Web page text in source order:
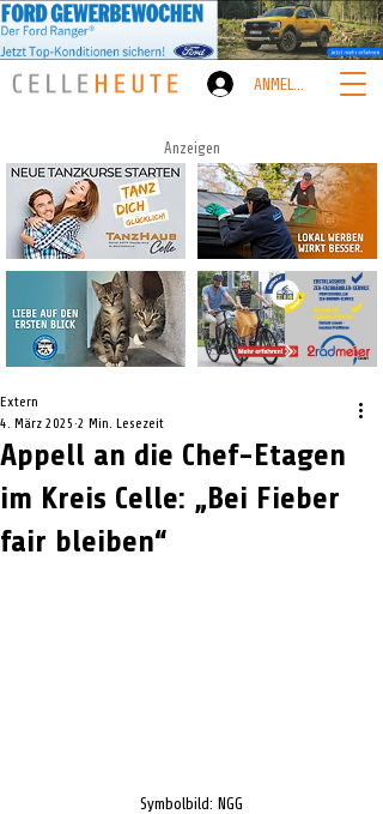
ANMELDEN
Anzeigen
Appell an die Chef-Etagen
im Kreis Celle: „Bei Fieber
fair bleiben“
Extern
4. März 2025 2 Min. Lesezeit
Symbolbild: NGG